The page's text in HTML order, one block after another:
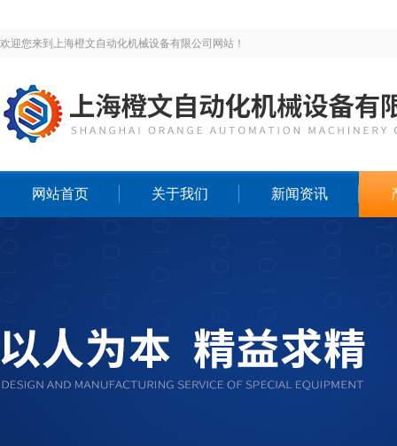
欢迎您来到上海橙文自动化机械设备有限公司网站！
网站首页 关于我们 新闻资讯